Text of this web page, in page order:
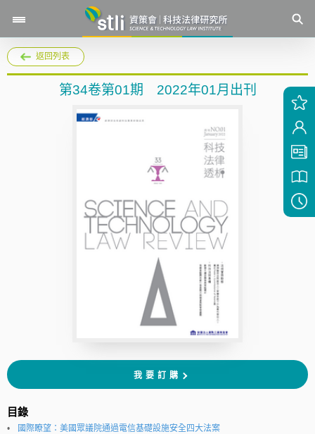
返回列表
第34卷第01期 2022年01月出刊
我要訂購
目錄
國際瞭望：美國眾議院通過電信基礎設施安全四大法案